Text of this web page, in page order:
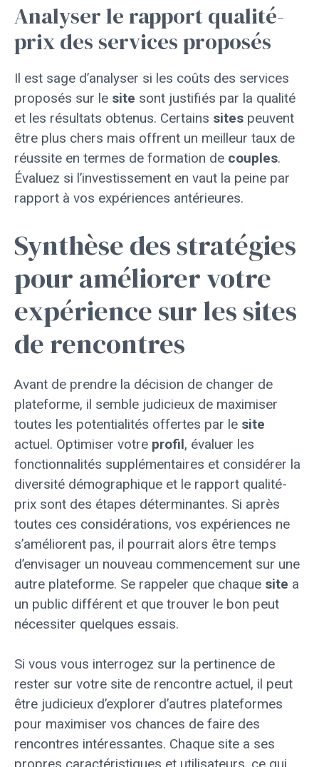
Analyser le rapport qualité-
prix des services proposés
Il est sage d’analyser si les coûts des services
proposés sur le site sont justifiés par la qualité
et les résultats obtenus. Certains sites peuvent
être plus chers mais offrent un meilleur taux de
réussite en termes de formation de couples.
Évaluez si l’investissement en vaut la peine par
rapport à vos expériences antérieures.
Synthèse des stratégies
pour améliorer votre
expérience sur les sites
de rencontres
Avant de prendre la décision de changer de
plateforme, il semble judicieux de maximiser
toutes les potentialités offertes par le site
actuel. Optimiser votre profil, évaluer les
fonctionnalités supplémentaires et considérer la
diversité démographique et le rapport qualité-
prix sont des étapes déterminantes. Si après
toutes ces considérations, vos expériences ne
s’améliorent pas, il pourrait alors être temps
d’envisager un nouveau commencement sur une
autre plateforme. Se rappeler que chaque site a
un public différent et que trouver le bon peut
nécessiter quelques essais.
Si vous vous interrogez sur la pertinence de
rester sur votre site de rencontre actuel, il peut
être judicieux d’explorer d’autres plateformes
pour maximiser vos chances de faire des
rencontres intéressantes. Chaque site a ses